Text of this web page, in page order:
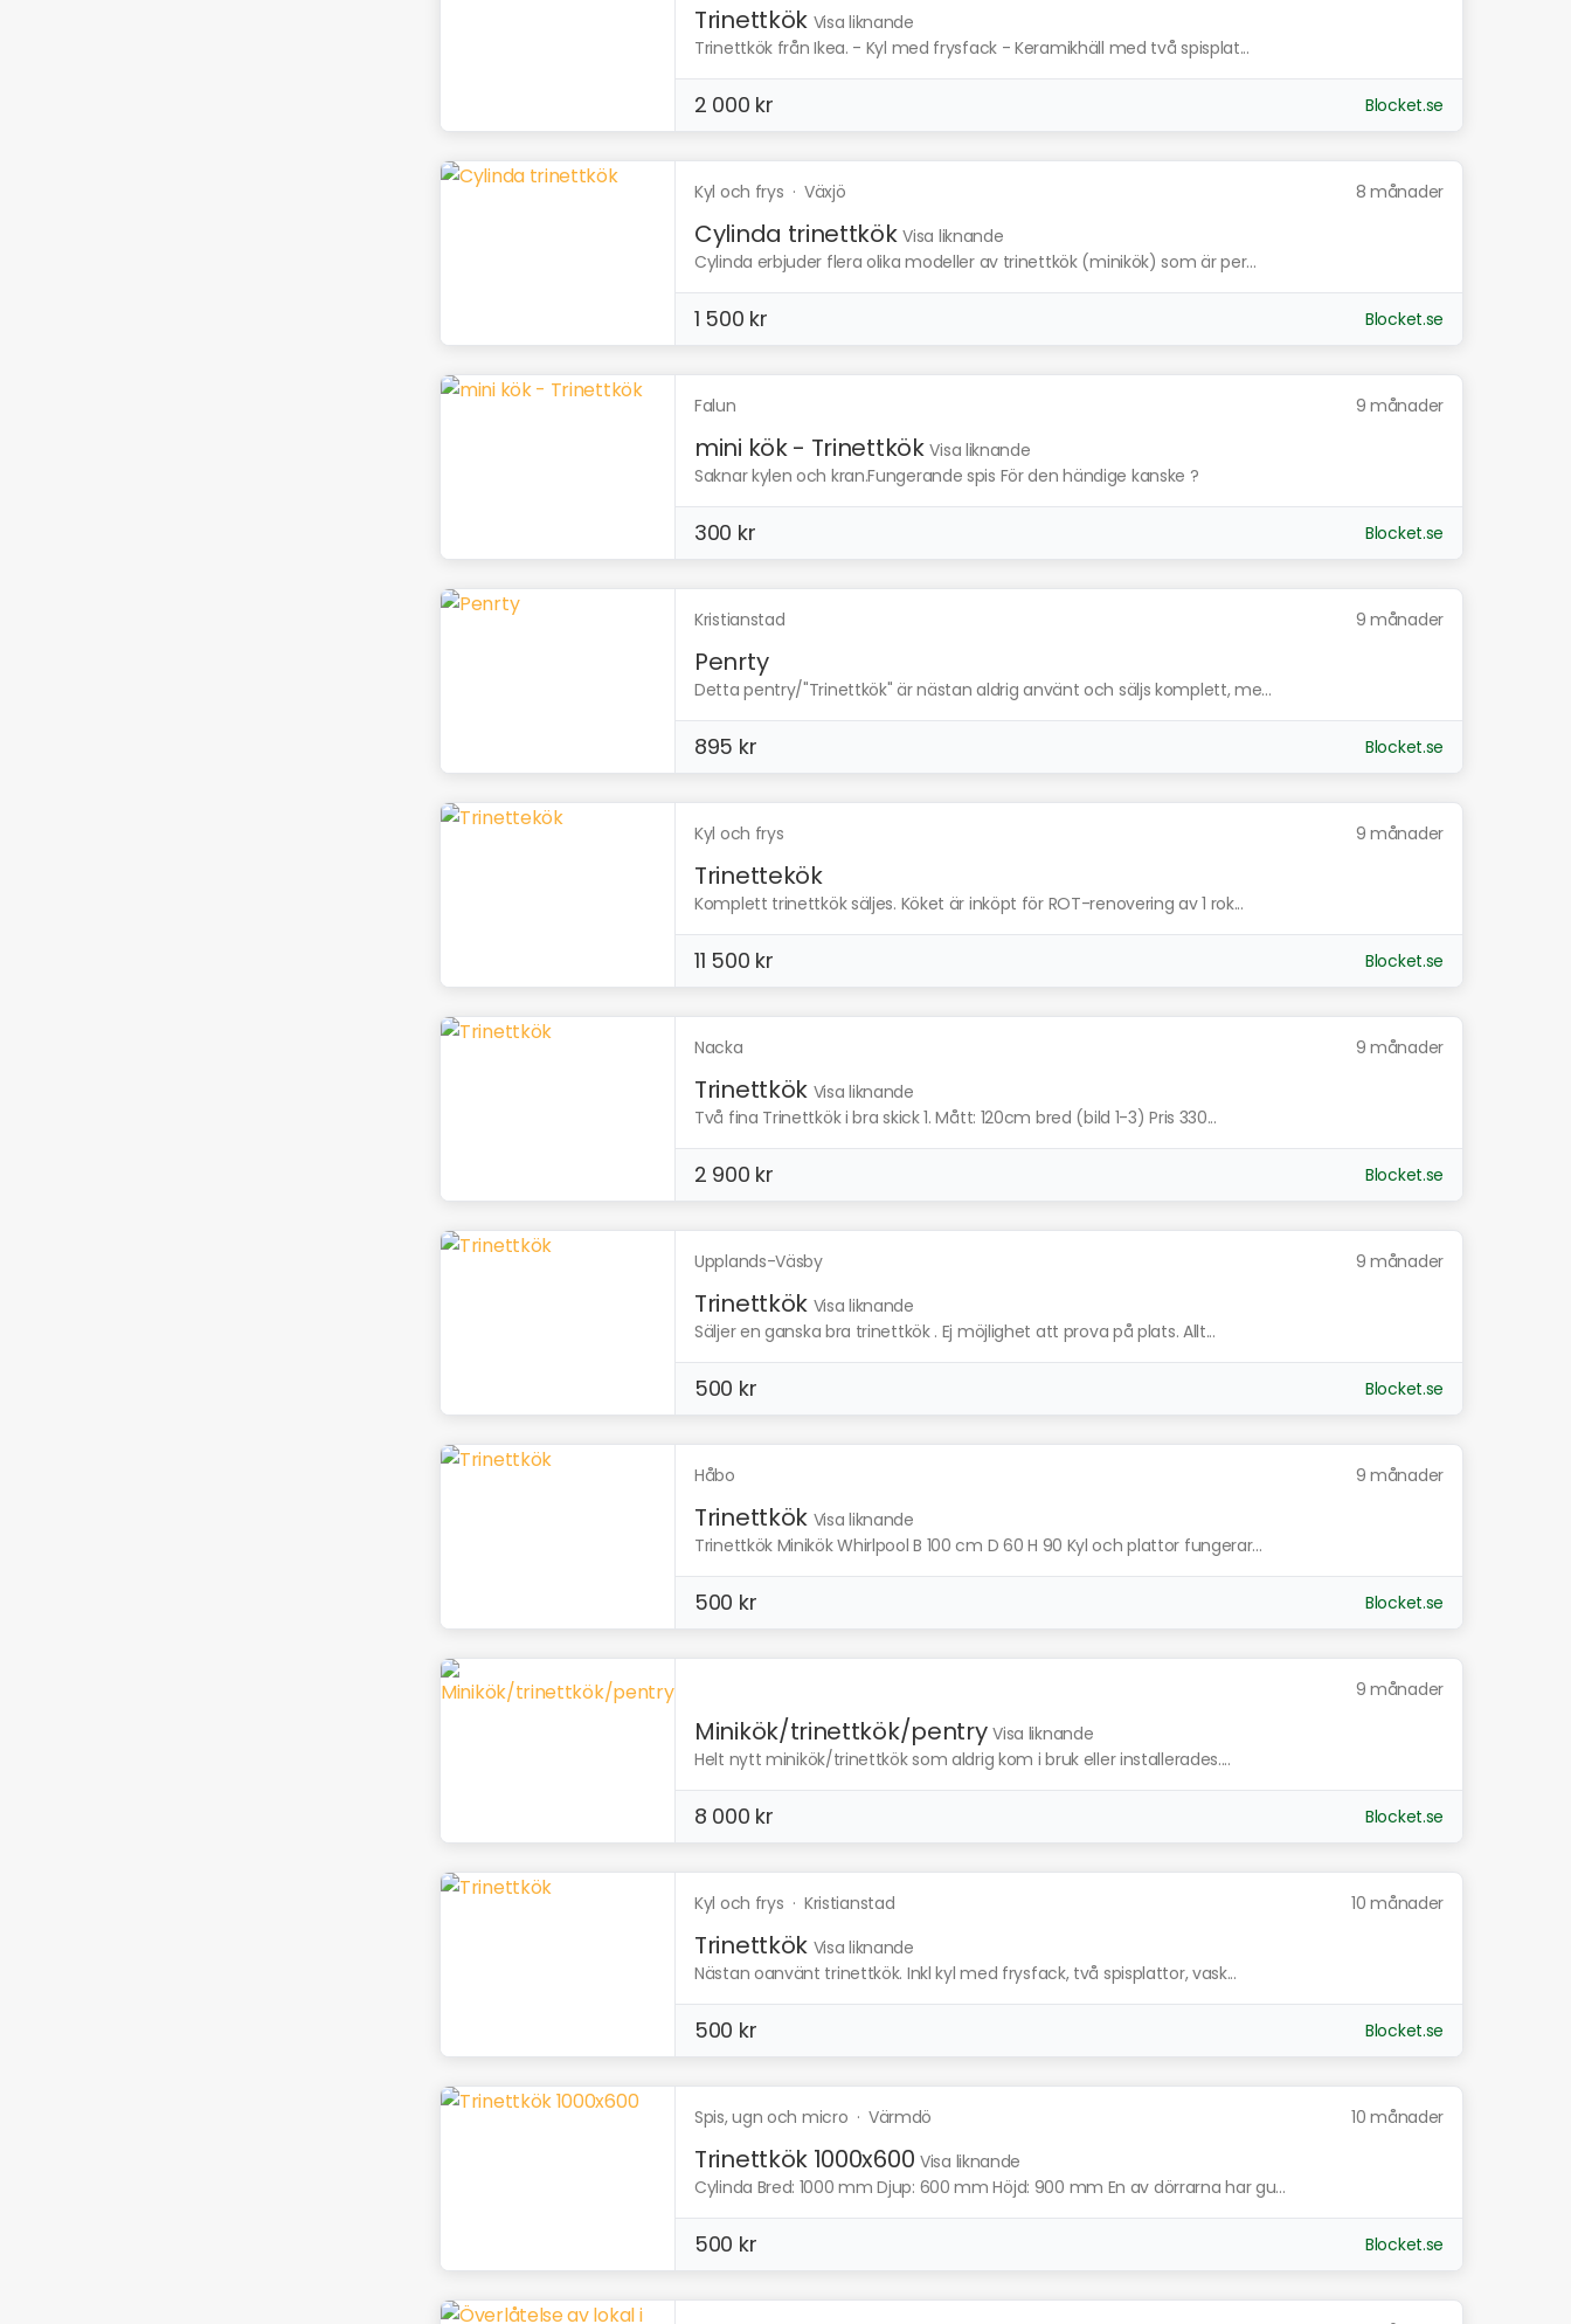
Trinettkök Visa liknande
Trinettkök från Ikea. - Kyl med frysfack - Keramikhäll med två spisplat...
2 000 kr Blocket.se
Kyl och frys · Växjö 8 månader
Cylinda trinettkök Visa liknande
Cylinda erbjuder flera olika modeller av trinettkök (minikök) som är per...
1 500 kr Blocket.se
Falun 9 månader
mini kök - Trinettkök Visa liknande
Saknar kylen och kran.Fungerande spis För den händige kanske ?
300 kr Blocket.se
Kristianstad 9 månader
Penrty
Detta pentry/"Trinettkök" är nästan aldrig använt och säljs komplett, me...
895 kr Blocket.se
Kyl och frys 9 månader
Trinettekök
Komplett trinettkök säljes. Köket är inköpt för ROT-renovering av 1 rok...
11 500 kr Blocket.se
Nacka 9 månader
Trinettkök Visa liknande
Två fina Trinettkök i bra skick 1. Mått: 120cm bred (bild 1-3) Pris 330...
2 900 kr Blocket.se
Upplands-Väsby 9 månader
Trinettkök Visa liknande
Säljer en ganska bra trinettkök . Ej möjlighet att prova på plats. Allt...
500 kr Blocket.se
Håbo 9 månader
Trinettkök Visa liknande
Trinettkök Minikök Whirlpool B 100 cm D 60 H 90 Kyl och plattor fungerar...
500 kr Blocket.se
9 månader
Minikök/trinettkök/pentry Visa liknande
Helt nytt minikök/trinettkök som aldrig kom i bruk eller installerades....
8 000 kr Blocket.se
Kyl och frys · Kristianstad 10 månader
Trinettkök Visa liknande
Nästan oanvänt trinettkök. Inkl kyl med frysfack, två spisplattor, vask...
500 kr Blocket.se
Spis, ugn och micro · Värmdö 10 månader
Trinettkök 1000x600 Visa liknande
Cylinda Bred: 1000 mm Djup: 600 mm Höjd: 900 mm En av dörrarna har gu...
500 kr Blocket.se